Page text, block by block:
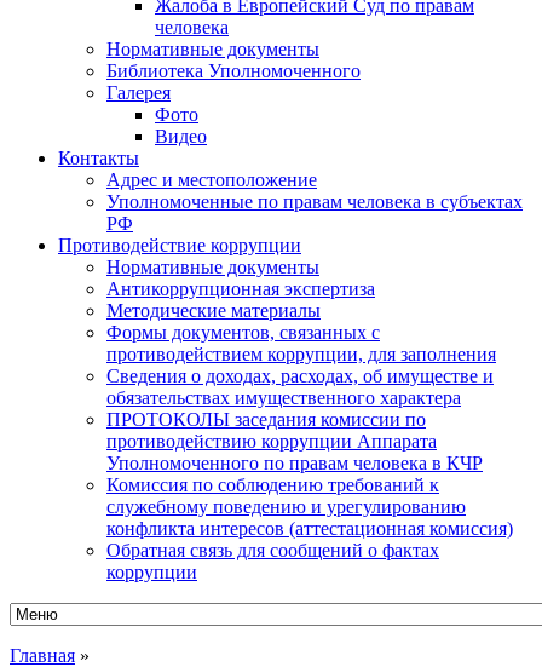
Жалоба в Европейский Суд по правам
человека
Нормативные документы
Библиотека Уполномоченного
Галерея
Фото
Видео
Контакты
Адрес и местоположение
Уполномоченные по правам человека в субъектах
РФ
Противодействие коррупции
Нормативные документы
Антикоррупционная экспертиза
Методические материалы
Формы документов, связанных с
противодействием коррупции, для заполнения
Сведения о доходах, расходах, об имуществе и
обязательствах имущественного характера
ПРОТОКОЛЫ заседания комиссии по
противодействию коррупции Аппарата
Уполномоченного по правам человека в КЧР
Комиссия по соблюдению требований к
служебному поведению и урегулированию
конфликта интересов (аттестационная комиссия)
Обратная связь для сообщений о фактах
коррупции
Главная »